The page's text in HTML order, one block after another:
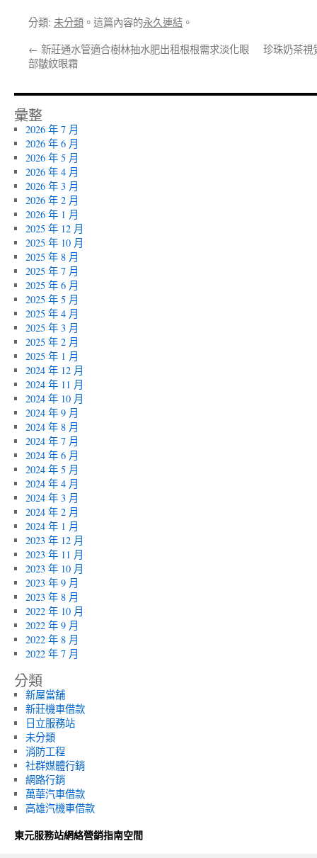
分類: 未分類 。這篇內容的永久連結 。
← 新莊通水管適合樹林抽水肥出租根根需求淡化眼
部皺紋眼霜
珍珠奶茶視
彙整
2026 年 7 月
2026 年 6 月
2026 年 5 月
2026 年 4 月
2026 年 3 月
2026 年 2 月
2026 年 1 月
2025 年 12 月
2025 年 10 月
2025 年 8 月
2025 年 7 月
2025 年 6 月
2025 年 5 月
2025 年 4 月
2025 年 3 月
2025 年 2 月
2025 年 1 月
2024 年 12 月
2024 年 11 月
2024 年 10 月
2024 年 9 月
2024 年 8 月
2024 年 7 月
2024 年 6 月
2024 年 5 月
2024 年 4 月
2024 年 3 月
2024 年 2 月
2024 年 1 月
2023 年 12 月
2023 年 11 月
2023 年 10 月
2023 年 9 月
2023 年 8 月
2022 年 10 月
2022 年 9 月
2022 年 8 月
2022 年 7 月
分類
新屋當舖
新莊機車借款
日立服務站
未分類
消防工程
社群媒體行銷
網路行銷
萬華汽車借款
高雄汽機車借款
東元服務站網絡營銷指南空間